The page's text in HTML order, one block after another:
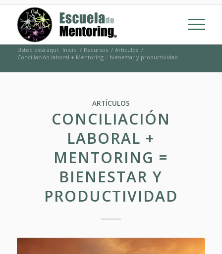
Usted está aquí: Inicio / Recursos / Artículos /
Conciliación laboral + Mentoring = bienestar y productividad
ARTÍCULOS
CONCILIACIÓN
LABORAL +
MENTORING =
BIENESTAR Y
PRODUCTIVIDAD